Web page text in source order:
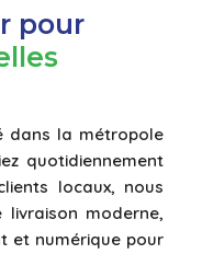
pour
dans la métropole
quotidiennement
locaux, nous
moderne,
et numérique pour